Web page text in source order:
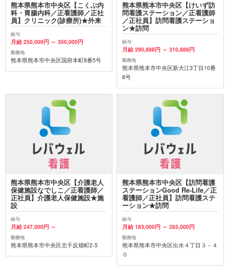
熊本県熊本市中央区【こくぶ内
科・胃腸内科／正看護師／正社
員】クリニック(診療所)★外来
給与
月給 250,000円 ～ 350,000円
勤務地
熊本県熊本市中央区国府本町8番5号
熊本県熊本市中央区【けいず訪
問看護ステーション／正看護師
／正社員】訪問看護ステーショ
ン★訪問
給与
月給 290,888円 ～ 310,888円
勤務地
熊本県熊本市中央区新大江3丁目10番
8号
熊本県熊本市中央区【介護老人
保健施設なでしこ／正看護師／
正社員】介護老人保健施設★施
設
給与
月給 247,000円 ～
勤務地
熊本県熊本市中央区北千反畑町2-5
熊本県熊本市中央区【訪問看護
ステーションGood Re-Life／正
看護師／正社員】訪問看護ステ
ーション★訪問
給与
月給 183,000円 ～ 265,000円
勤務地
熊本県熊本市中央区出水４丁目３－４
０